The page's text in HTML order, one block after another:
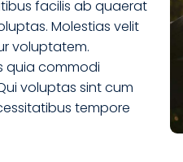
facilis ab quaerat
Molestias velit
voluptatem.
quia commodi
voluptas sint cum
tempore